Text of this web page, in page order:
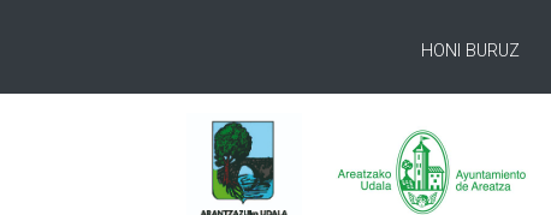
HONI BURUZ